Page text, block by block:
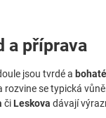
a příprava
jsou tvrdé a
rozvine se typická
či Leskova dávají